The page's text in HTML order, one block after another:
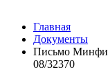
Главная
Документы
Письмо
08/32370